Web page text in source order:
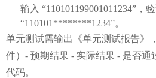
输入 “110101199001011234”，
“110101********1234”。
单元测试需输出《单元测试报告》
件）- 预期结果 - 实际结果 - 是否通
代码。